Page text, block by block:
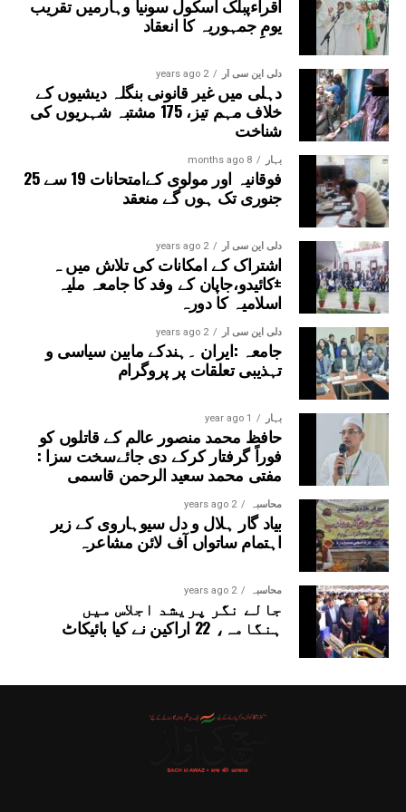
اقراءپبلک اسکول سونیا وہارمیں تقریب
یومِ جمہوریہ کا انعقاد
دلی این سی آر 2 years ago
دہلی میں غیر قانونی بنگلہ دیشیوں کے
خلاف مہم تیز، 175 مشتبہ شہریوں کی
شناخت
بہار 8 months ago
فوقانیہ اور مولوی کےامتحانات 19 سے 25
جنوری تک ہوں گے منعقد
دلی این سی آر 2 years ago
اشتراک کے امکانات کی تلاش میں ہ
±کائیدو،جاپان کے وفد کا جامعہ ملیہ
اسلامیہ کا دورہ
دلی این سی آر 2 years ago
جامعہ :ایران ۔ہندکے مابین سیاسی و
تہذیبی تعلقات پر پروگرام
بہار 1 year ago
حافظ محمد منصور عالم کے قاتلوں کو
فوراً گرفتار کرکے دی جائےسخت سزا :
مفتی محمد سعید الرحمن قاسمی
محاسبہ 2 years ago
بیاد گار ہلال و دل سیوہاروی کے زیر
اہتمام ساتواں آف لائن مشاعرہ
محاسبہ 2 years ago
جالے نگر پریشد اجلاس میں
ہنگامہ، 22 اراکین نے کیا بائیکاٹ